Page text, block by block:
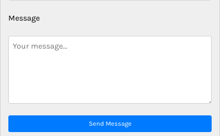
Message
Send Message